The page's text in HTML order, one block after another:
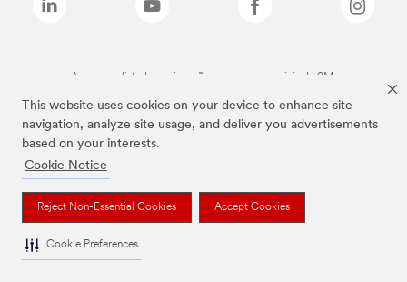
This website uses cookies on your device to enhance site
navigation, analyze site usage, and deliver you advertisements
based on your interests.
Cookie Notice
Reject Non-Essential Cookies Accept Cookies
Cookie Preferences
As marcas listadas a cima são marcas comerciais da 3M.